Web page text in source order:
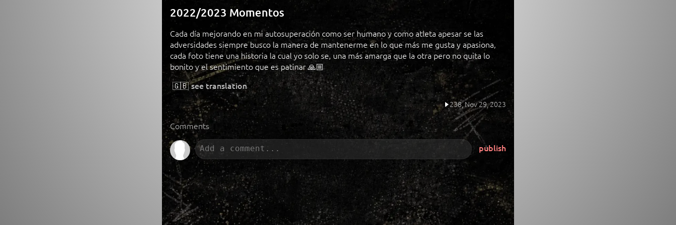
2022/2023 Momentos
Cada día mejorando en mi autosuperación como ser humano y como atleta apesar se las
adversidades siempre busco la manera de mantenerme en lo que más me gusta y apasiona,
cada foto tiene una historia la cual yo solo se, una más amarga que la otra pero no quita lo
bonito y el sentimiento que es patinar 🙏🏼
🇬🇧 see translation
238,Nov 29, 2023
Comments
publish